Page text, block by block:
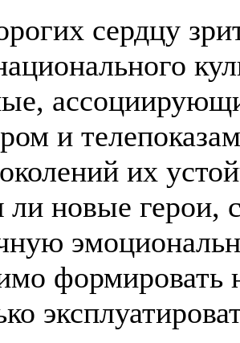
сердцу
и
их
ли новые герои,
формировать